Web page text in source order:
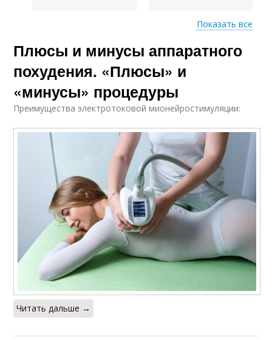
Хирургические
методы
Аппаратный
вибромассаж
Показать все
Плюсы и минусы аппаратного
похудения. «Плюсы» и
«минусы» процедуры
Преимущества электротоковой мионейростимуляции:
Читать дальше →